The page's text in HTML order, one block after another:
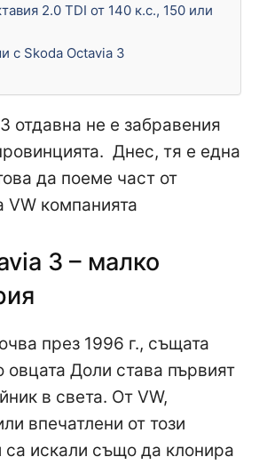
2.0 TDI от 140 к.с., 150 или
с Skoda Octavia 3
отдавна не е забравения
Днес, тя е една
да поеме част от
VW компанията
3 – малко
през 1996 г., същата
овцата Доли става първият
в света. От VW,
впечатлени от този
са искали също да клонира